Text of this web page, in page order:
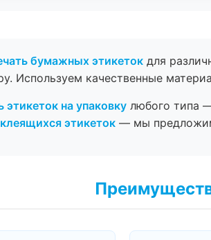
бумажных этикеток для
Используем качественные
этикеток на упаковку любого типа
этикеток — мы